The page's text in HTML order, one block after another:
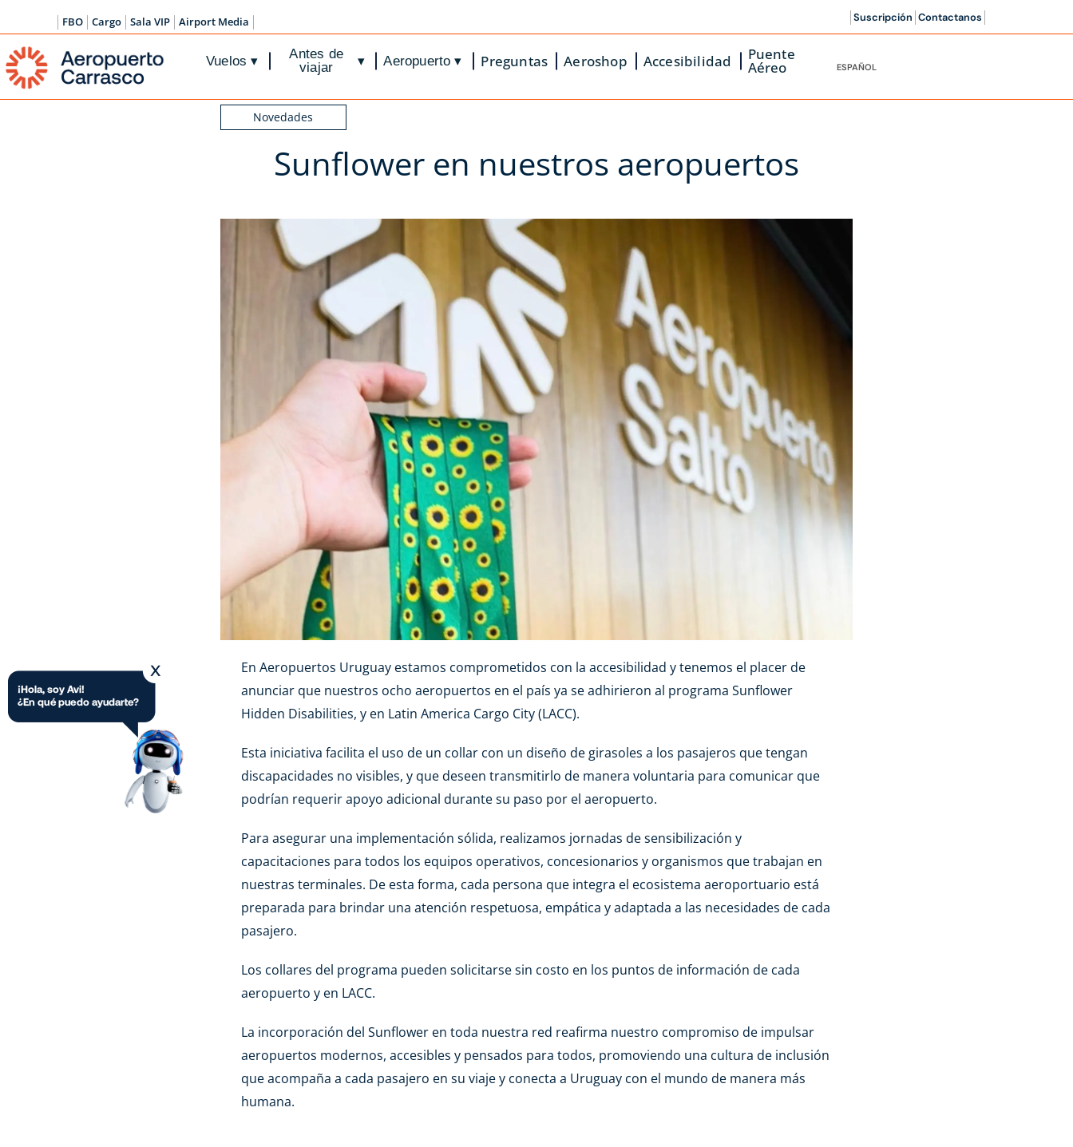
FBO Cargo Sala VIP Airport Media Suscripción Contactanos
Vuelos ▾
Antes de
viajar
▾ Aeropuerto ▾ Preguntas Aeroshop Accesibilidad Puente
Aéreo ESPAÑOL
Novedades
Sunflower en nuestros aeropuertos
En Aeropuertos Uruguay estamos comprometidos con la accesibilidad y tenemos el placer de
anunciar que nuestros ocho aeropuertos en el país ya se adhirieron al programa Sunflower
Hidden Disabilities, y en Latin America Cargo City (LACC).
Esta iniciativa facilita el uso de un collar con un diseño de girasoles a los pasajeros que tengan
discapacidades no visibles, y que deseen transmitirlo de manera voluntaria para comunicar que
podrían requerir apoyo adicional durante su paso por el aeropuerto.
Para asegurar una implementación sólida, realizamos jornadas de sensibilización y
capacitaciones para todos los equipos operativos, concesionarios y organismos que trabajan en
nuestras terminales. De esta forma, cada persona que integra el ecosistema aeroportuario está
preparada para brindar una atención respetuosa, empática y adaptada a las necesidades de cada
pasajero.
Los collares del programa pueden solicitarse sin costo en los puntos de información de cada
aeropuerto y en LACC.
La incorporación del Sunflower en toda nuestra red reafirma nuestro compromiso de impulsar
aeropuertos modernos, accesibles y pensados para todos, promoviendo una cultura de inclusión
que acompaña a cada pasajero en su viaje y conecta a Uruguay con el mundo de manera más
humana.